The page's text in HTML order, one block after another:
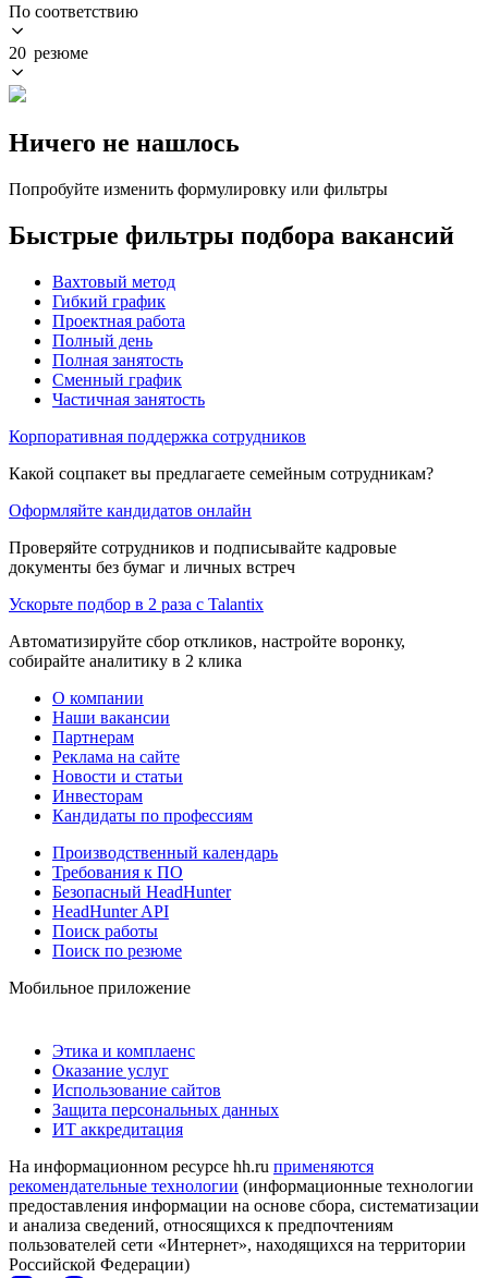
По соответствию
20 резюме
Ничего не нашлось
Попробуйте изменить формулировку или фильтры
Быстрые фильтры подбора вакансий
Вахтовый метод
Гибкий график
Проектная работа
Полный день
Полная занятость
Сменный график
Частичная занятость
Корпоративная поддержка сотрудников
Какой соцпакет вы предлагаете семейным сотрудникам?
Оформляйте кандидатов онлайн
Проверяйте сотрудников и подписывайте кадровые
документы без бумаг и личных встреч
Ускорьте подбор в 2 раза с Talantix
Автоматизируйте сбор откликов, настройте воронку,
собирайте аналитику в 2 клика
О компании
Наши вакансии
Партнерам
Реклама на сайте
Новости и статьи
Инвесторам
Кандидаты по профессиям
Производственный календарь
Требования к ПО
Безопасный HeadHunter
HeadHunter API
Поиск работы
Поиск по резюме
Мобильное приложение
Этика и комплаенс
Оказание услуг
Использование сайтов
Защита персональных данных
ИТ аккредитация
На информационном ресурсе hh.ru применяются
рекомендательные технологии (информационные технологии
предоставления информации на основе сбора, систематизации
и анализа сведений, относящихся к предпочтениям
пользователей сети «Интернет», находящихся на территории
Российской Федерации)